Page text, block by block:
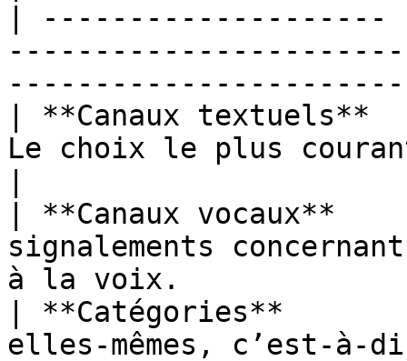
|
| **Canaux textuels**
Le choix le plus
| **Canaux vocaux**
signalements
à la voix.
| **Catégories**       |
elles-mêmes, c’est-